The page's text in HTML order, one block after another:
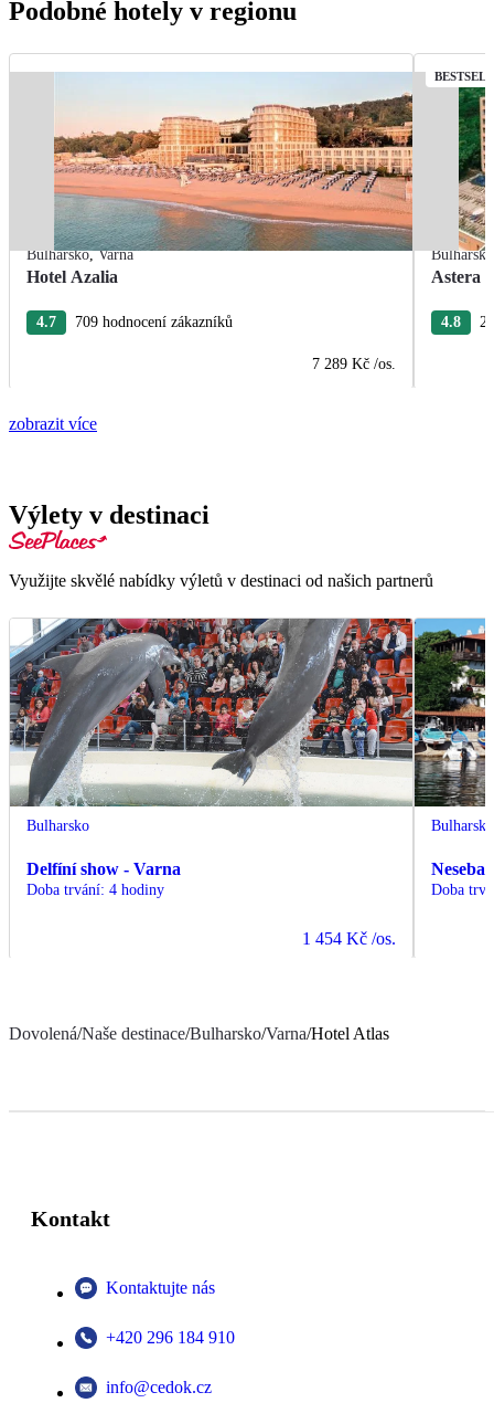
Podobné hotely v regionu
Bulharsko,Varna
Hotel Azalia
4.7 709 hodnocení zákazníků
7 289 Kč /os.
Bulharsko
Astera
4.8
zobrazit více
Výlety v destinaci
Využijte skvělé nabídky výletů v destinaci od našich partnerů
Bulharsko
Delfíní show - Varna
Doba trvání: 4 hodiny
1 454 Kč /os.
Bulharsko
Doba
Dovolená/Naše destinace/Bulharsko/Varna/Hotel Atlas
Kontakt
Kontaktujte nás
+420 296 184 910
info@cedok.cz